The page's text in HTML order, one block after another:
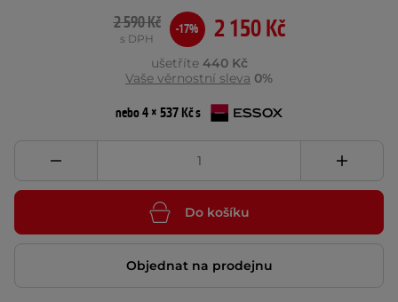
2 150 Kč
2 590 Kč
s DPH
-17%
ušetříte 440 Kč
Vaše věrnostní sleva 0%
nebo 4 × 537 Kč s
Do košíku
Objednat na prodejnu